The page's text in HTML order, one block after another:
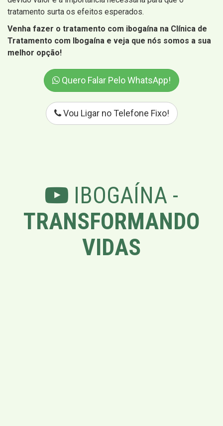
tratamento surta os efeitos esperados.
Venha fazer o tratamento com ibogaína na Clínica de
Tratamento com Ibogaína e veja que nós somos a sua
melhor opção!
Quero Falar Pelo WhatsApp!
Vou Ligar no Telefone Fixo!
IBOGAÍNA -
TRANSFORMANDO
VIDAS